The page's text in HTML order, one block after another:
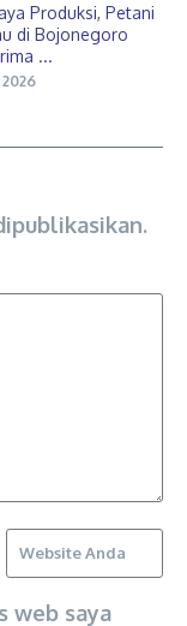
Produksi, Petani
di Bojonegoro
...
web saya